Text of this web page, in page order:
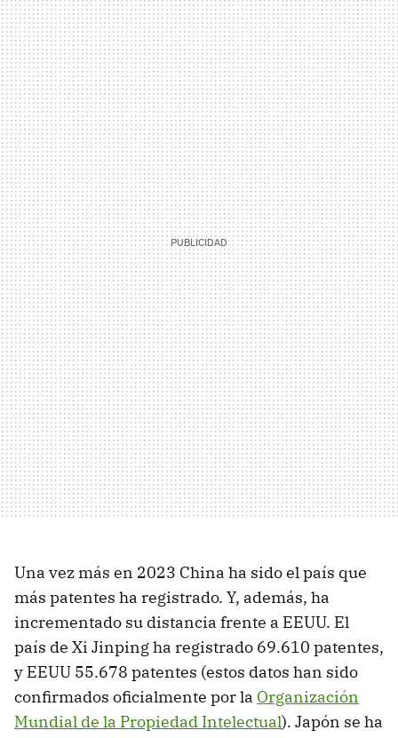
Una vez más en 2023 China ha sido el país que
más patentes ha registrado. Y, además, ha
incrementado su distancia frente a EEUU. El
país de Xi Jinping ha registrado 69.610 patentes,
y EEUU 55.678 patentes (estos datos han sido
confirmados oficialmente por la Organización
Mundial de la Propiedad Intelectual). Japón se ha